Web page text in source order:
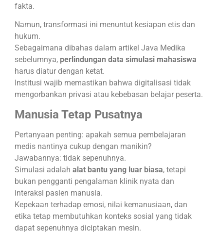
fakta.
Namun, transformasi ini menuntut kesiapan etis dan
hukum.
Sebagaimana dibahas dalam artikel Java Medika
sebelumnya, perlindungan data simulasi mahasiswa
harus diatur dengan ketat.
Institusi wajib memastikan bahwa digitalisasi tidak
mengorbankan privasi atau kebebasan belajar peserta.
Manusia Tetap Pusatnya
Pertanyaan penting: apakah semua pembelajaran
medis nantinya cukup dengan manikin?
Jawabannya: tidak sepenuhnya.
Simulasi adalah alat bantu yang luar biasa, tetapi
bukan pengganti pengalaman klinik nyata dan
interaksi pasien manusia.
Kepekaan terhadap emosi, nilai kemanusiaan, dan
etika tetap membutuhkan konteks sosial yang tidak
dapat sepenuhnya diciptakan mesin.